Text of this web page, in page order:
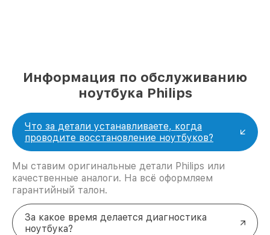
Информация по обслуживанию
ноутбука Philips
Что за детали устанавливаете, когда
проводите восстановление ноутбуков?
Мы ставим оригинальные детали Philips или
качественные аналоги. На всё оформляем
гарантийный талон.
За какое время делается диагностика
ноутбука?